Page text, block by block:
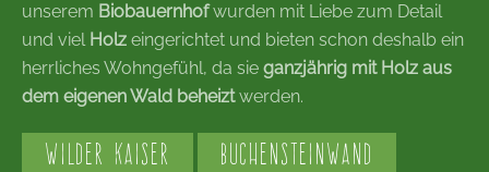
unserem Biobauernhofwurden mit Liebe zum Detail
und vielHolz eingerichtet und bieten schon deshalb ein
herrliches Wohngefühl, da sie ganzjährig mit Holz aus
dem eigenen Wald beheiztwerden.
WILDER KAISER BUCHENSTEINWAND